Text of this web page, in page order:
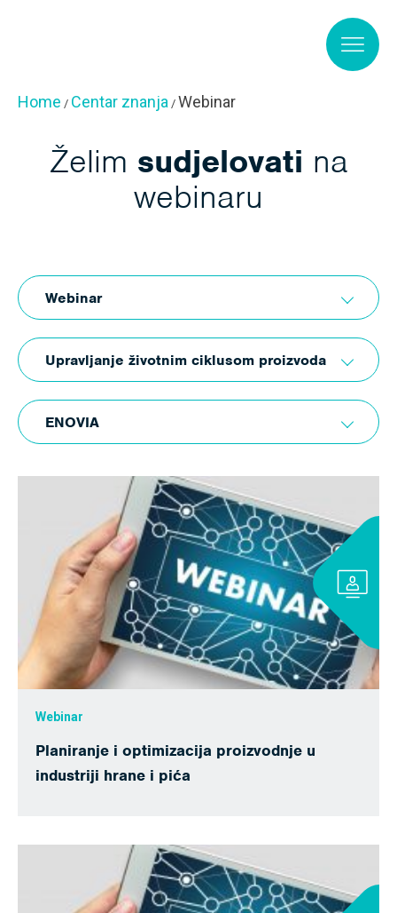
Home / Centar znanja / Webinar
Želim sudjelovati na
webinaru
Webinar
Upravljanje životnim ciklusom proizvoda
ENOVIA
Webinar
Planiranje i optimizacija proizvodnje u
industriji hrane i pića